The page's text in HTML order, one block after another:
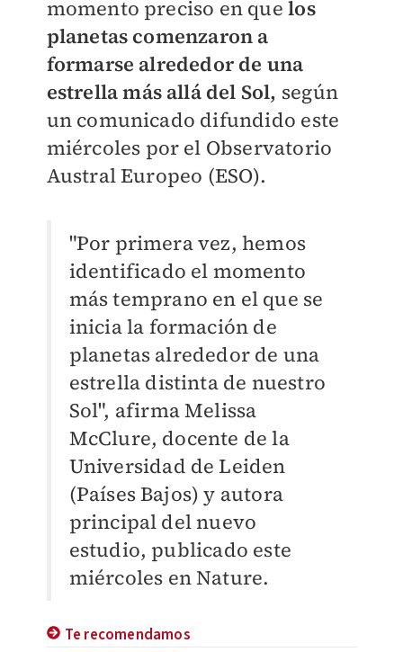
momento preciso en quelos
planetas comenzaron a
formarse alrededor de una
estrella más allá del Sol, según
un comunicado difundido este
miércoles por el Observatorio
Austral Europeo (ESO).
"Por primera vez, hemos
identificado el momento
más temprano en el que se
inicia la formación de
planetas alrededor de una
estrella distinta de nuestro
Sol", afirma Melissa
McClure, docente de la
Universidad de Leiden
(Países Bajos) y autora
principal del nuevo
estudio, publicado este
miércoles en Nature.
Te recomendamos